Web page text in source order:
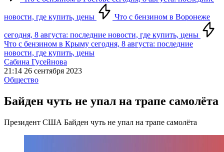
новости, где купить, цены Что с бензином в Воронеже
сегодня, 8 августа: последние новости, где купить, цены
Что с бензином в Крыму сегодня, 8 августа: последние
новости, где купить, цены
Сабина Гусейнова
21:14 26 сентября 2023
Общество
Байден чуть не упал на трапе самолёта
Президент США Байден чуть не упал на трапе самолёта